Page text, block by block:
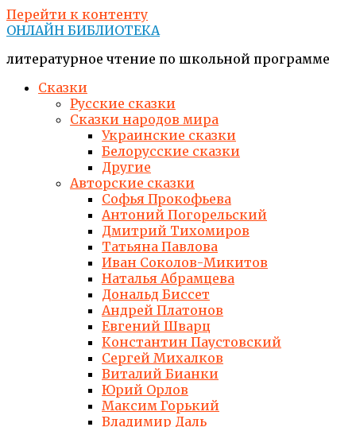
Перейти к контенту
ОНЛАЙН БИБЛИОТЕКА
литературное чтение по школьной программе
Сказки
Русские сказки
Сказки народов мира
Украинские сказки
Белорусские сказки
Другие
Авторские сказки
Софья Прокофьева
Антоний Погорельский
Дмитрий Тихомиров
Татьяна Павлова
Иван Соколов-Микитов
Наталья Абрамцева
Дональд Биссет
Андрей Платонов
Евгений Шварц
Константин Паустовский
Сергей Михалков
Виталий Бианки
Юрий Орлов
Максим Горький
Владимир Даль